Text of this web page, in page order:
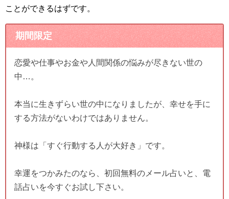
ことができるはずです。
期間限定
恋愛や仕事やお金や人間関係の悩みが尽きない世の
中…。
本当に生きずらい世の中になりましたが、幸せを手に
する方法がないわけではありません。
神様は「すぐ行動する人が大好き」です。
幸運をつかみたのなら、初回無料のメール占いと、電
話占いを今すぐお試し下さい。